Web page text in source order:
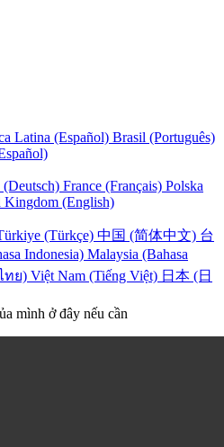
Latina (Español) Brasil (Português)
(Deutsch) France (Français) Polska
Kingdom (English)
(Türkçe) 中国 (简体中文) 台
Indonesia) Malaysia (Bahasa
ทย) Việt Nam (Tiếng Việt) 日本 (日
mình ở đây nếu cần